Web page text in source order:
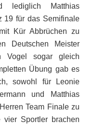
lediglich Matthias
19 für das Semifinale
Kür Abbrüchen zu
Deutschen Meister
Vogel sogar gleich
Übung gab es
sowohl für Leonie
und Matthias
Team Finale zu
Sportler brachen